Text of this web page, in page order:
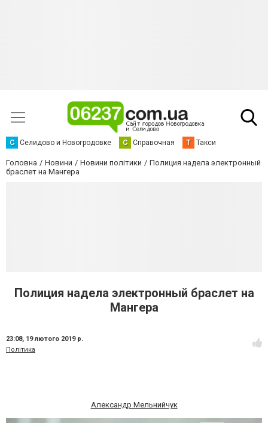
С Селидово и Новогродовке С Справочная Т Такси
Головна Новини Новини політики
Полиция надела электронный
браслет на Мангера
Полиция надела электронный браслет на
Мангера
23:08, 19 лютого 2019 р.
Політика
Александр Мельнийчук